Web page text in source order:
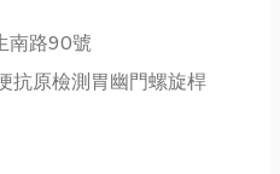
南路90號
抗原檢測胃幽門螺旋桿